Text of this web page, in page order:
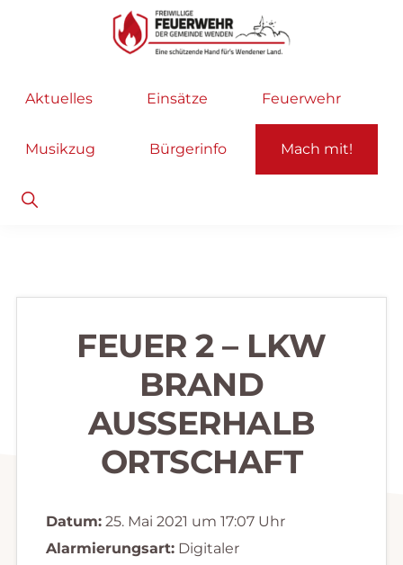
Hauptnavigation
Feuerwehr
helfen
selbstverständlich!
Aktuelles Einsätze Feuerwehr
Musikzug Bürgerinfo Mach mit!
Show
Search
FEUER 2 – LKW
BRAND
AUSSERHALB O
RTSCHAFT
Datum:25. Mai 2021 um 17:07 Uhr
Alarmierungsart:Digitaler